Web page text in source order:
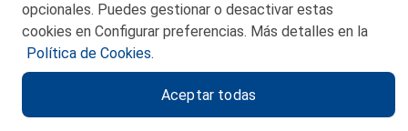
POLITICA DE PRIVACIDAD
POLITICA DE COOKIES
opcionales. Puedes gestionar o desactivar estas
cookies en Configurar preferencias. Más detalles en la
Política de Cookies.
Aceptar todas